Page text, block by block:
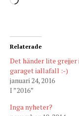
Relaterade
Det händer lite grejjer
garaget iallafall :-)
januari 24, 2016
I ”2016”
Inga nyheter?